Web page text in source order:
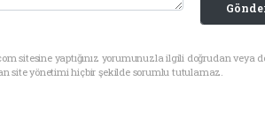
sitesine yaptığınız yorumunuzla ilgili doğrudan veya
site yönetimi hiçbir şekilde sorumlu tutulamaz.